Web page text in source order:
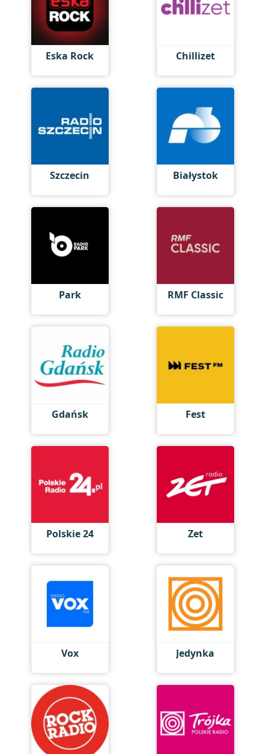
Eska Rock Chillizet
Szczecin Białystok
Park RMF Classic
Gdańsk Fest
Polskie 24 Zet
Vox Jedynka